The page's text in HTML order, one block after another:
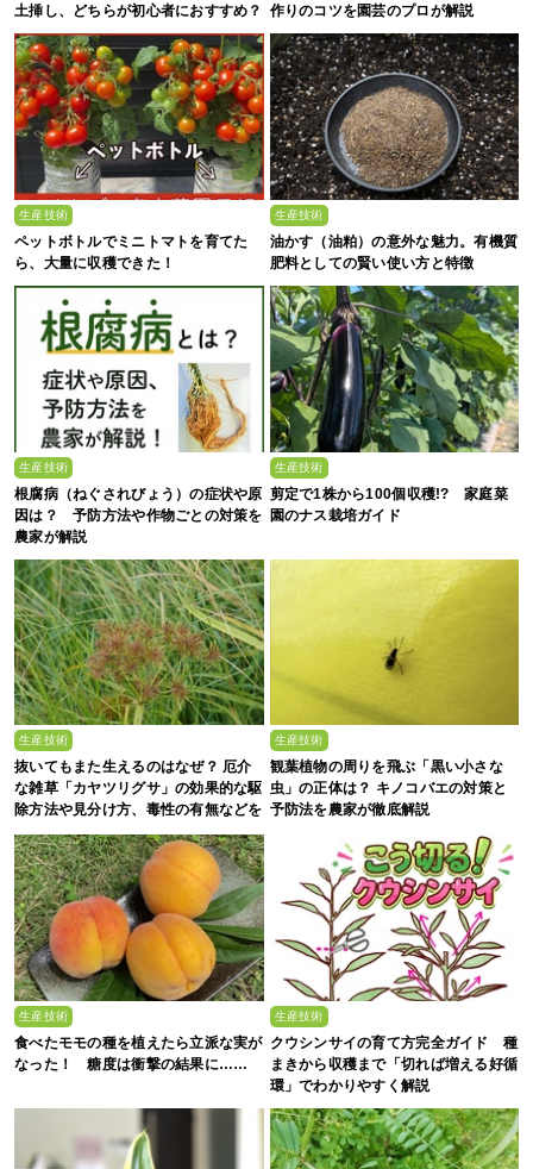
土挿し、どちらが初心者におすすめ？
作りのコツを園芸のプロが解説
生産技術
ペットボトルでミニトマトを育てた
ら、大量に収穫できた！
生産技術
油かす（油粕）の意外な魅力。有機質
肥料としての賢い使い方と特徴
生産技術
根腐病（ねぐされびょう）の症状や原
因は？ 予防方法や作物ごとの対策を
農家が解説
生産技術
剪定で1株から100個収穫!? 家庭菜
園のナス栽培ガイド
生産技術
抜いてもまた生えるのはなぜ？ 厄介
な雑草「カヤツリグサ」の効果的な駆
除方法や見分け方、毒性の有無などを
農家が解説
生産技術
観葉植物の周りを飛ぶ「黒い小さな
虫」の正体は？ キノコバエの対策と
予防法を農家が徹底解説
生産技術
食べたモモの種を植えたら立派な実が
なった！ 糖度は衝撃の結果に……
生産技術
クウシンサイの育て方完全ガイド 種
まきから収穫まで「切れば増える好循
環」でわかりやすく解説